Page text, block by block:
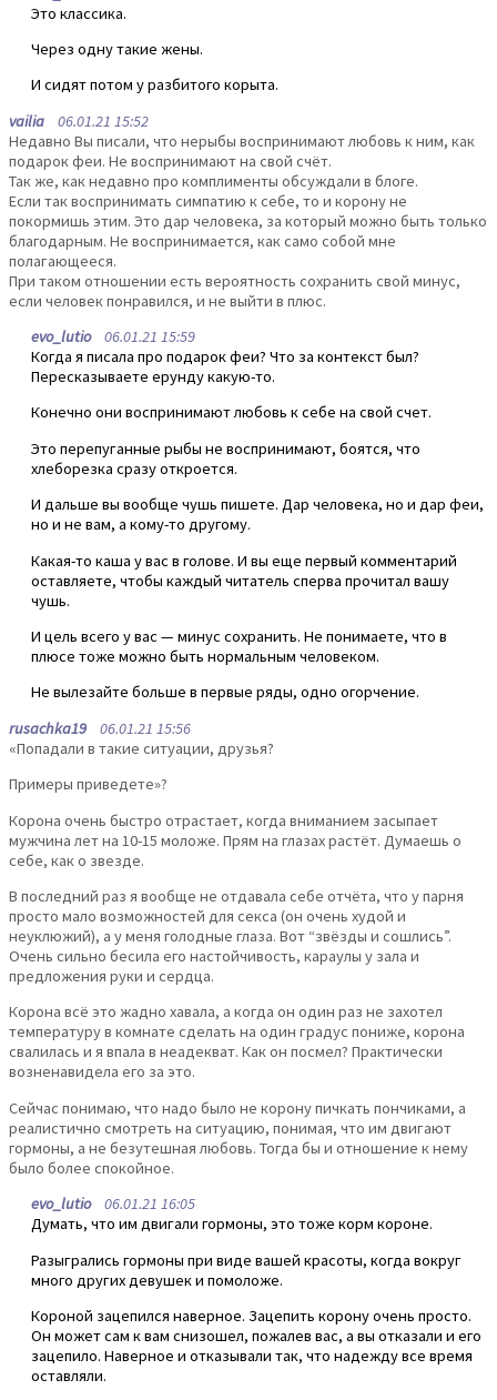
Это классика.
Через одну такие жены.
И сидят потом у разбитого корыта.
vailia 06.01.21 15:52
Недавно Вы писали, что нерыбы воспринимают любовь к ним, как
подарок феи. Не воспринимают на свой счёт.
Так же, как недавно про комплименты обсуждали в блоге.
Если так воспринимать симпатию к себе, то и корону не
покормишь этим. Это дар человека, за который можно быть только
благодарным. Не воспринимается, как само собой мне
полагающееся.
При таком отношении есть вероятность сохранить свой минус,
если человек понравился, и не выйти в плюс.
evo_lutio06.01.21 15:59
Когда я писала про подарок феи? Что за контекст был?
Пересказываете ерунду какую-то.
Конечно они воспринимают любовь к себе на свой счет.
Это перепуганные рыбы не воспринимают, боятся, что
хлеборезка сразу откроется.
И дальше вы вообще чушь пишете. Дар человека, но и дар феи,
но и не вам, а кому-то другому.
Какая-то каша у вас в голове. И вы еще первый комментарий
оставляете, чтобы каждый читатель сперва прочитал вашу
чушь.
И цель всего у вас — минус сохранить. Не понимаете, что в
плюсе тоже можно быть нормальным человеком.
Не вылезайте больше в первые ряды, одно огорчение.
rusachka19 06.01.21 15:56
«Попадали в такие ситуации, друзья?
Примеры приведете»?
Корона очень быстро отрастает, когда вниманием засыпает
мужчина лет на 10-15 моложе. Прям на глазах растёт. Думаешь о
себе, как о звезде.
В последний раз я вообще не отдавала себе отчёта, что у парня
просто мало возможностей для секса (он очень худой и
неуклюжий), а у меня голодные глаза. Вот “звёзды и сошлись”.
Очень сильно бесила его настойчивость, караулы у зала и
предложения руки и сердца.
Корона всё это жадно хавала, а когда он один раз не захотел
температуру в комнате сделать на один градус пониже, корона
свалилась и я впала в неадекват. Как он посмел? Практически
возненавидела его за это.
Сейчас понимаю, что надо было не корону пичкать пончиками, а
реалистично смотреть на ситуацию, понимая, что им двигают
гормоны, а не безутешная любовь. Тогда бы и отношение к нему
было более спокойное.
evo_lutio06.01.21 16:05
Думать, что им двигали гормоны, это тоже корм короне.
Разыгрались гормоны при виде вашей красоты, когда вокруг
много других девушек и помоложе.
Короной зацепился наверное. Зацепить корону очень просто.
Он может сам к вам снизошел, пожалев вас, а вы отказали и его
зацепило. Наверное и отказывали так, что надежду все время
оставляли.